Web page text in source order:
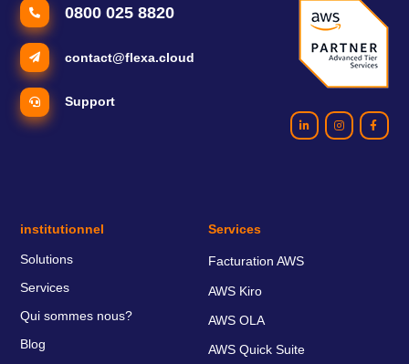
0800 025 8820
contact@flexa.cloud
Support
institutionnel
Solutions
Services
Qui sommes nous?
Blog
Services
Facturation AWS
AWS Kiro
AWS OLA
AWS Quick Suite